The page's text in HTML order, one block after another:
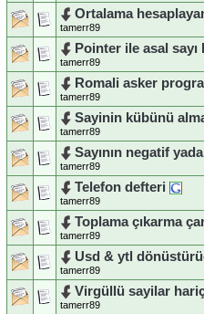
Ortalama
tamerr89
Pointer ile asal sayı
tamerr89
Romali asker
tamerr89
Sayinin kübünü
tamerr89
Sayının negatif
tamerr89
Telefon defteri
tamerr89
Toplama çıkarma
tamerr89
Usd & ytl
tamerr89
Virgüllü sayilar
tamerr89